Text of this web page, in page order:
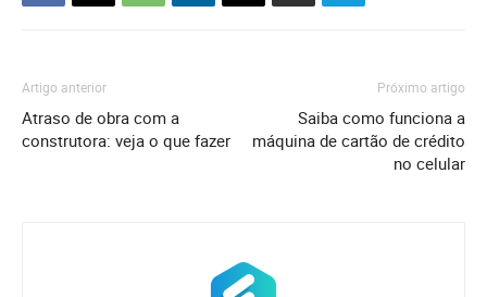
Artigo anterior
Atraso de obra com a
construtora: veja o que fazer
Próximo artigo
Saiba como funciona a
máquina de cartão de crédito
no celular